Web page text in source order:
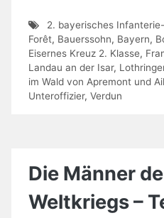
2. bayerisches
Forêt, Bauerssohn, Bayern,
Eisernes Kreuz 2. Klasse,
Landau an der Isar,
im Wald von Apremont und
Unteroffizier, Verdun
Die Männer
Weltkriegs –